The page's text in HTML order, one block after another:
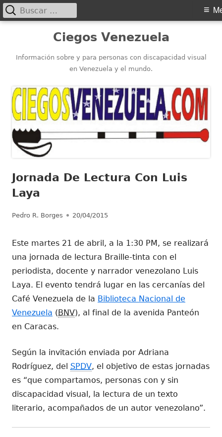
contenido
Ciegos Venezuela
Información sobre y para personas con discapacidad visual
en Venezuela y el mundo.
Menú
principal
Buscar:
Jornada De Lectura Con Luis
Laya
Autor
Pedro R. Borges Publicado
20/04/2015
Este martes 21 de abril, a la 1:30 PM, se realizará
una jornada de lectura Braille-tinta con el
periodista, docente y narrador venezolano Luis
Laya. El evento tendrá lugar en las cercanías del
Café Venezuela de la Biblioteca Nacional de
Venezuela (BNV), al final de la avenida Panteón
en Caracas.
Según la invitación enviada por Adriana
Rodríguez, del SPDV, el objetivo de estas jornadas
es “que compartamos, personas con y sin
discapacidad visual, la lectura de un texto
literario, acompañados de un autor venezolano”.